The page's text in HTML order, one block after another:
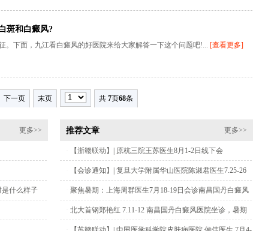
斑和白癜风?
。下面，九江看白癜风的好医院来给大家解答一下这个问题吧!... [查看更多]
下一页 末页 共 7页68条
更多>>
什么样子
推荐文章 更多>>
【浙赣联动】| 原杭三院王苏医生8月1-2日线下会
【会诊通知】| 复旦大学附属华山医院陈淑君医生7.25-26
南昌国丹白癜风医院会诊，白癜风专项帮扶等你来！
聚焦暑期：上海周群医生7月18-19日会诊南昌国丹白癜风
医院，白癜风公益援助同步开放中！
北大首钢郑艳红 7.11-12 南昌国丹白癜风医院坐诊，暑期
青少年白癜风专项帮扶等你来！